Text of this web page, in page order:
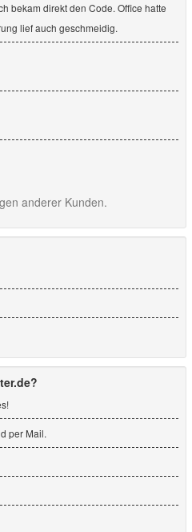
bekam direkt den Code. Office hatte
lief auch geschmeidig.
anderer Kunden.
per Mail.